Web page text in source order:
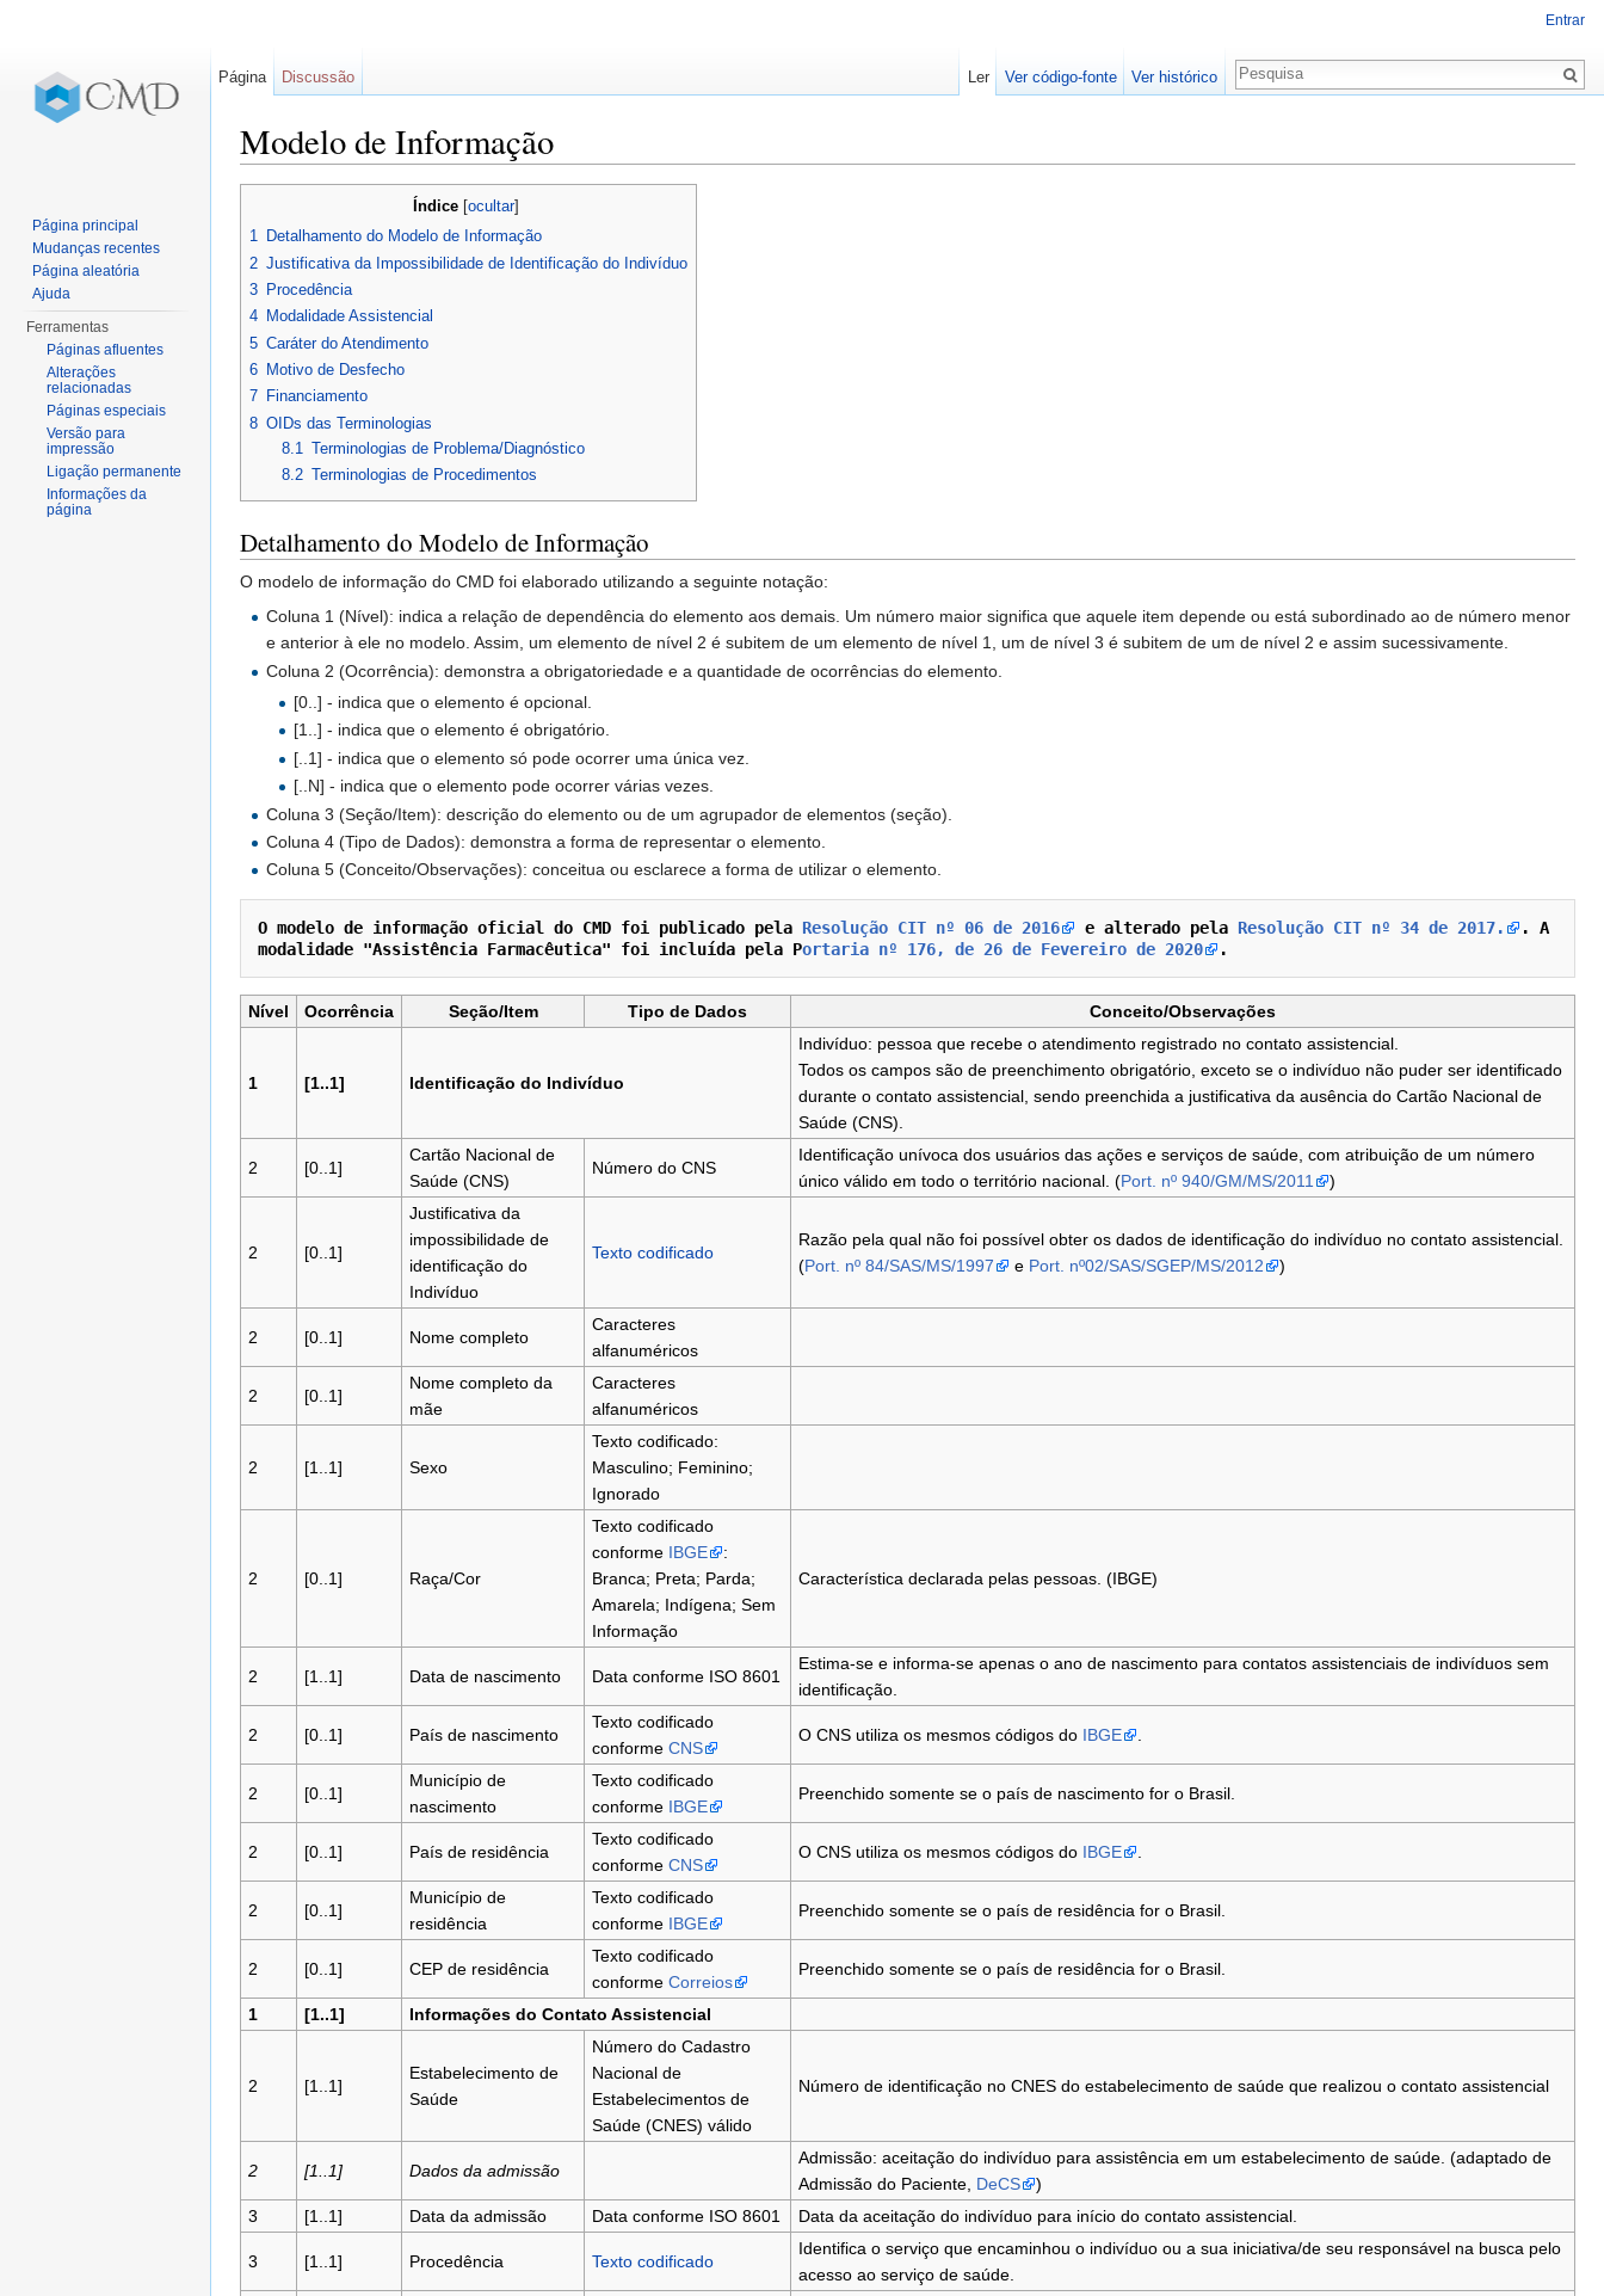
Modelo de Informação
Índice ocultar]
1 Detalhamento do Modelo de Informação
2 Justificativa da Impossibilidade de Identificação do Indivíduo
3 Procedência
4 Modalidade Assistencial
5 Caráter do Atendimento
6 Motivo de Desfecho
7 Financiamento
8 OIDs das Terminologias
8.1 Terminologias de Problema/Diagnóstico
8.2 Terminologias de Procedimentos
Detalhamento do Modelo de Informação
O modelo de informação do CMD foi elaborado utilizando a seguinte notação:
Coluna 1 (Nível): indica a relação de dependência do elemento aos demais. Um número maior significa que aquele item depende ou está subordinado ao de número menor
e anterior à ele no modelo. Assim, um elemento de nível 2 é subitem de um elemento de nível 1, um de nível 3 é subitem de um de nível 2 e assim sucessivamente.
Coluna 2 (Ocorrência): demonstra a obrigatoriedade e a quantidade de ocorrências do elemento.
[0..] - indica que o elemento é opcional.
[1..] - indica que o elemento é obrigatório.
[..1] - indica que o elemento só pode ocorrer uma única vez.
[..N] - indica que o elemento pode ocorrer várias vezes.
Coluna 3 (Seção/Item): descrição do elemento ou de um agrupador de elementos (seção).
Coluna 4 (Tipo de Dados): demonstra a forma de representar o elemento.
Coluna 5 (Conceito/Observações): conceitua ou esclarece a forma de utilizar o elemento.
O modelo de informação oficial do CMD foi publicado pela Resolução CIT nº 06 de 2016 e alterado pela Resolução CIT nº 34 de 2017.
. A
modalidade "Assistência Farmacêutica" foi incluída pela Portaria nº 176, de 26 de Fevereiro de 2020 .
Nível Ocorrência Seção/Item Tipo de Dados Conceito/Observações
1 [1..1] Identificação do Indivíduo
Indivíduo: pessoa que recebe o atendimento registrado no contato assistencial.
Todos os campos são de preenchimento obrigatório, exceto se o indivíduo não puder ser identificado
durante o contato assistencial, sendo preenchida a justificativa da ausência do Cartão Nacional de
Saúde (CNS).
2 [0..1]
Cartão Nacional de
Saúde (CNS)
Número do CNS
Identificação unívoca dos usuários das ações e serviços de saúde, com atribuição de um número
único válido em todo o território nacional. (Port. nº 940/GM/MS/2011 )
2 [0..1]
Justificativa da
impossibilidade de
identificação do
Indivíduo
Texto codificado
Razão pela qual não foi possível obter os dados de identificação do indivíduo no contato assistencial.
(Port. nº 84/SAS/MS/1997 e Port. nº02/SAS/SGEP/MS/2012 )
2 [0..1] Nome completo
Caracteres
alfanuméricos
2 [0..1]
Nome completo da
mãe
Caracteres
alfanuméricos
2 [1..1] Sexo
Texto codificado:
Masculino; Feminino;
Ignorado
2 [0..1] Raça/Cor
Texto codificado
conforme IBGE
:
Branca; Preta; Parda;
Amarela; Indígena; Sem
Informação
Característica declarada pelas pessoas. (IBGE)
2 [1..1] Data de nascimento Data conforme ISO 8601
Estima-se e informa-se apenas o ano de nascimento para contatos assistenciais de indivíduos sem
identificação.
2 [0..1] País de nascimento
Texto codificado
conforme CNS
O CNS utiliza os mesmos códigos do IBGE .
2 [0..1]
Município de
nascimento
Texto codificado
conforme IBGE
Preenchido somente se o país de nascimento for o Brasil.
2 [0..1] País de residência
Texto codificado
conforme CNS
O CNS utiliza os mesmos códigos do IBGE .
2 [0..1]
Município de
residência
Texto codificado
conforme IBGE
Preenchido somente se o país de residência for o Brasil.
2 [0..1] CEP de residência
Texto codificado
conforme Correios
Preenchido somente se o país de residência for o Brasil.
1 [1..1] Informações do Contato Assistencial
2 [1..1]
Estabelecimento de
Saúde
Número do Cadastro
Nacional de
Estabelecimentos de
Saúde (CNES) válido
Número de identificação no CNES do estabelecimento de saúde que realizou o contato assistencial
2 [1..1] Dados da admissão
Admissão: aceitação do indivíduo para assistência em um estabelecimento de saúde. (adaptado de
Admissão do Paciente, DeCS
)
3
[1..1] Data da admissão Data conforme ISO 8601 Data da aceitação do indivíduo para início do contato assistencial.
3 [1..1] Procedência Texto codificado
Identifica o serviço que encaminhou o indivíduo ou a sua iniciativa/de seu responsável na busca pelo
acesso ao serviço de saúde.
Entrar
Página Discussão Ler Ver código-fonte Ver histórico
Página principal
Mudanças recentes
Página aleatória
Ajuda
Ferramentas
Páginas afluentes
Alterações
relacionadas
Páginas especiais
Versão para
impressão
Ligação permanente
Informações da
página